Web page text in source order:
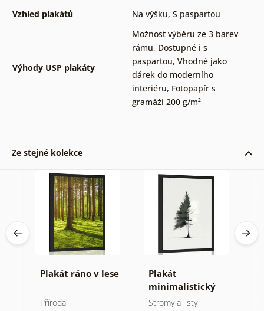
Vzhled plakátů
Na výšku, S paspartou
Výhody USP plakáty
Možnost výběru ze 3 barev
rámu, Dostupné i s
paspartou, Vhodné jako
dárek do moderního
interiéru, Fotopapír s
gramáží 200 g/m²
Ze stejné kolekce
Plakát ráno v lese
Příroda
Plakát
minimalistický
jehličnatý strom
Stromy a listy